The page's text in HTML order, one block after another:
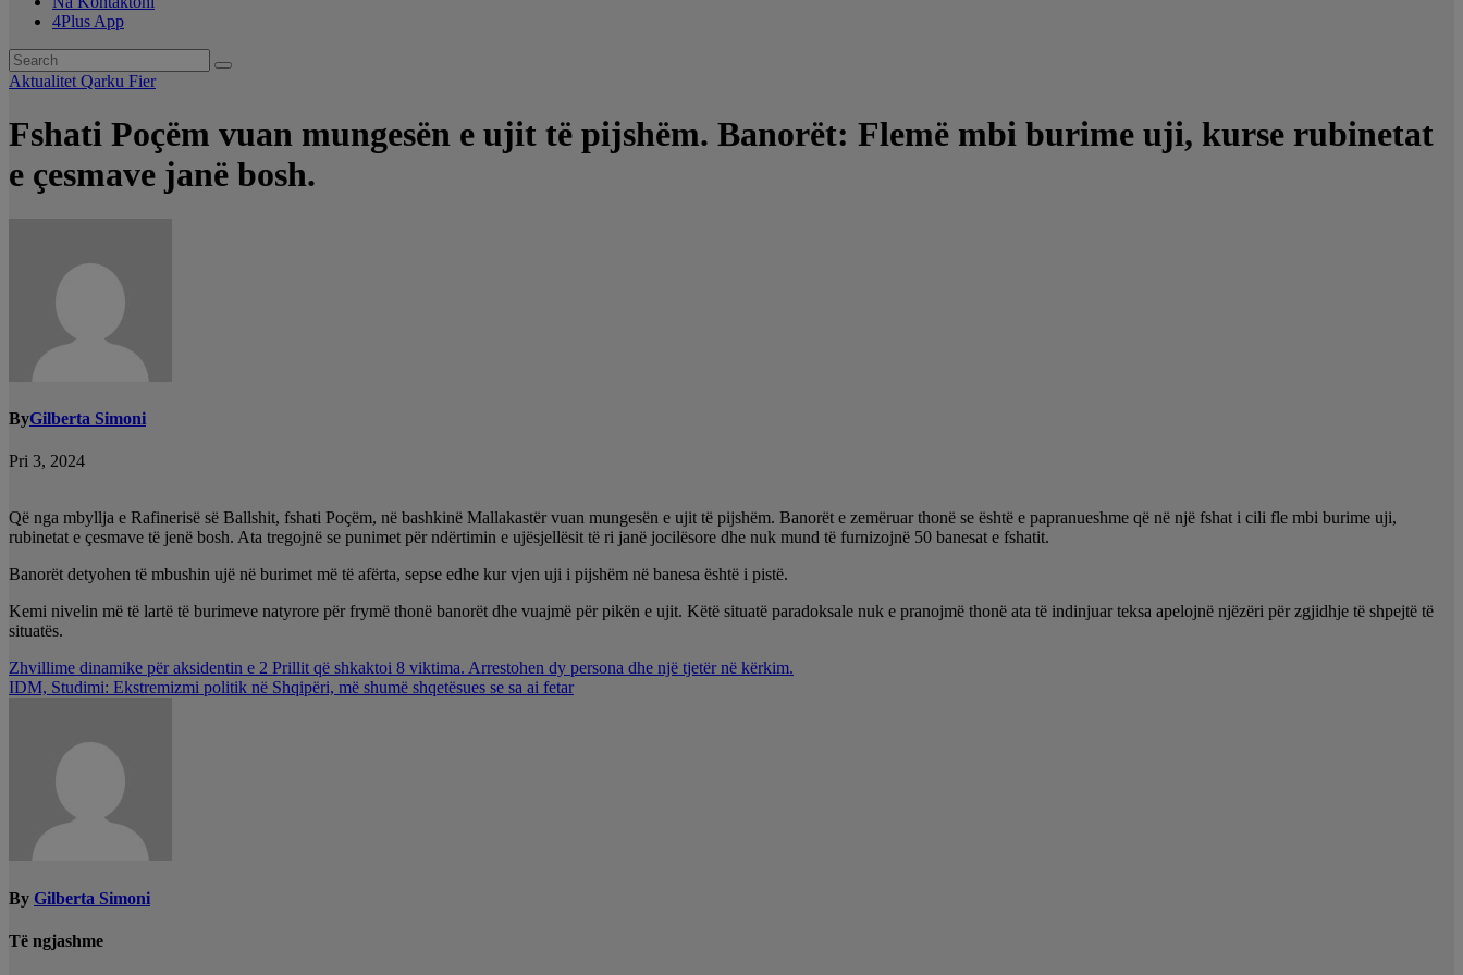
4Plus App
Aktualitet Qarku Fier
Fshati Poçëm vuan mungesën e ujit të pijshëm. Banorët: Flemë mbi burime uji, kurse rubinetat
e çesmave janë bosh.
ByGilberta Simoni
Pri 3, 2024
Që nga mbyllja e Rafinerisë së Ballshit, fshati Poçëm, në bashkinë Mallakastër vuan mungesën e ujit të pijshëm. Banorët e zemëruar thonë se është e papranueshme që në një fshat i cili fle mbi burime uji,
rubinetat e çesmave të jenë bosh. Ata tregojnë se punimet për ndërtimin e ujësjellësit të ri janë jocilësore dhe nuk mund të furnizojnë 50 banesat e fshatit.
Banorët detyohen të mbushin ujë në burimet më të afërta, sepse edhe kur vjen uji i pijshëm në banesa është i pistë.
Kemi nivelin më të lartë të burimeve natyrore për frymë thonë banorët dhe vuajmë për pikën e ujit. Këtë situatë paradoksale nuk e pranojmë thonë ata të indinjuar teksa apelojnë njëzëri për zgjidhje të shpejtë të
situatës.
Lëvizje
te
Zhvillime dinamike për aksidentin e 2 Prillit që shkaktoi 8 viktima. Arrestohen dy persona dhe një tjetër në kërkim.
IDM, Studimi: Ekstremizmi politik në Shqipëri, më shumë shqetësues se sa ai fetar
By Gilberta Simoni
Të ngjashme